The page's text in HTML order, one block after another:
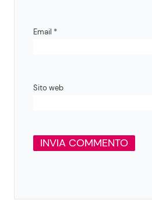
Email *
Sito web